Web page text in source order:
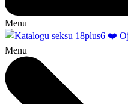
Menu
Menu